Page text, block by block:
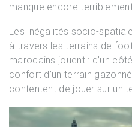
manque encore
Les inégalités socio-
à travers les terrains de
marocains jouent : d’un
confort d’un terrain
contentent de jouer sur un